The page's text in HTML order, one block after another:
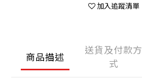
加入追蹤清單
商品描述
送貨及付款方
式